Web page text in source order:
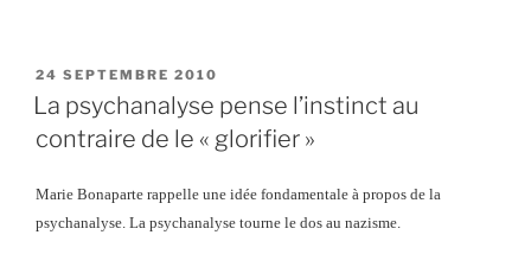
familial
des
névrosés
par
Sigmund
Freud »
PUBLIÉ
LE
24 SEPTEMBRE 2010
La psychanalyse pense l’instinct au
contraire de le « glorifier »
Marie Bonaparte rappelle une idée fondamentale à propos de la
psychanalyse. La psychanalyse tourne le dos au nazisme.